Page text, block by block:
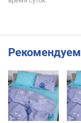
Рекомендуем